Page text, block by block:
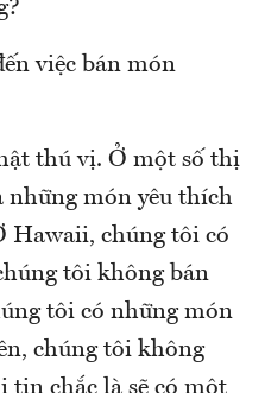
việc bán món
thú vị. Ở một số thị
những món yêu thích
Hawaii, chúng tôi có
tôi không bán
tôi có những món
chúng tôi không
chắc là sẽ có một